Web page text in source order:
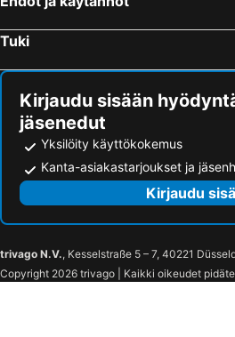
Hotel Riu Papayas
Hotel Riu Palace Maspalomas
MUR
Suites & Villas by Dunas
Guinea Apartments
Casa Rural La Hoyita de Tunte
Casas rurales de Guayadeque
Villa
Parador de Cruz de Tejeda
Tuki
Kirjaudu sisään
jäsenedut
Yksilöity käyttökokemus
Kanta-asiakastarjoukset ja
Kirjaudu
trivago N.V., Kesselstraße 5 – 7, 40221
Copyright 2026 trivago | Kaikki oikeudet